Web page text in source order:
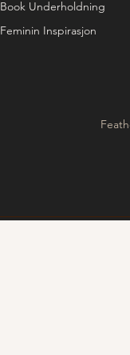
Book Underholdning
Feminin Inspirasjon